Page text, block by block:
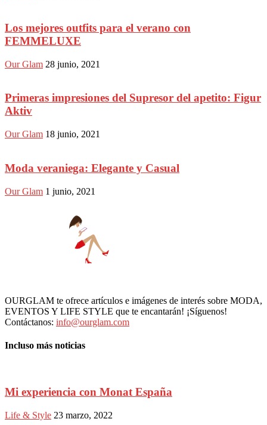
Los mejores outfits para el verano con
FEMMELUXE
Our Glam 28 junio, 2021
Primeras impresiones del Supresor del apetito: Figur
Aktiv
Our Glam 18 junio, 2021
Moda veraniega: Elegante y Casual
Our Glam 1 junio, 2021
OURGLAM te ofrece artículos e imágenes de interés sobre MODA,
EVENTOS Y LIFE STYLE que te encantarán! ¡Síguenos!
Contáctanos: info@ourglam.com
Incluso más noticias
Mi experiencia con Monat España
Life & Style 23 marzo, 2022